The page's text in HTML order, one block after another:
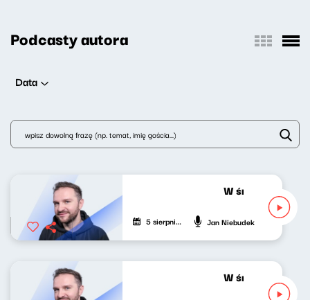
Podcasty autora
Data
W środku dnia
5 sierpnia 2026 Jan Niebudek
W środku dnia